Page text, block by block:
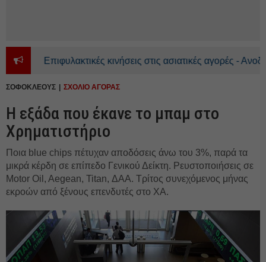
Επιφυλακτικές κινήσεις στις ασιατικές αγορές - Ανοδικά το
ΣΟΦΟΚΛΕΟΥΣ ΣΧΟΛΙΟ ΑΓΟΡΑΣ
Η εξάδα που έκανε το μπαμ στο
Χρηματιστήριο
Ποια blue chips πέτυχαν αποδόσεις άνω του 3%, παρά τα
μικρά κέρδη σε επίπεδο Γενικού Δείκτη. Ρευστοποιήσεις σε
Motor Oil, Aegean, Titan, ΔΑΑ. Τρίτος συνεχόμενος μήνας
εκροών από ξένους επενδυτές στο ΧΑ.